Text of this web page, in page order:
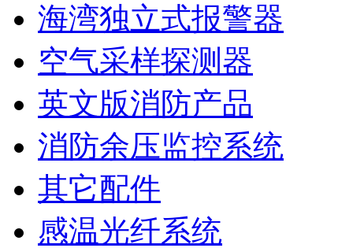
海湾独立式报警器
空气采样探测器
英文版消防产品
消防余压监控系统
其它配件
感温光纤系统